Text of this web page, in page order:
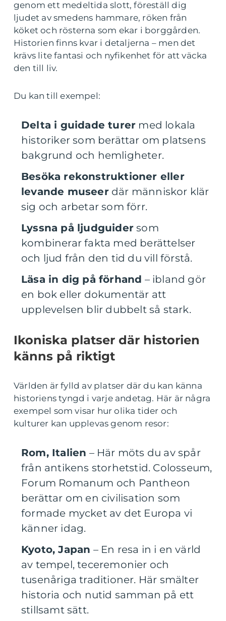
genom ett medeltida slott, föreställ dig
ljudet av smedens hammare, röken från
köket och rösterna som ekar i borggården.
Historien finns kvar i detaljerna – men det
krävs lite fantasi och nyfikenhet för att väcka
den till liv.
Du kan till exempel:
Delta i guidade turer med lokala
historiker som berättar om platsens
bakgrund och hemligheter.
Besöka rekonstruktioner eller
levande museerdär människor klär
sig och arbetar som förr.
Lyssna på ljudguider som
kombinerar fakta med berättelser
och ljud från den tid du vill förstå.
Läsa in dig på förhand – ibland gör
en bok eller dokumentär att
upplevelsen blir dubbelt så stark.
Ikoniska platser där historien
känns på riktigt
Världen är fylld av platser där du kan känna
historiens tyngd i varje andetag. Här är några
exempel som visar hur olika tider och
kulturer kan upplevas genom resor:
Rom, Italien – Här möts du av spår
från antikens storhetstid. Colosseum,
Forum Romanum och Pantheon
berättar om en civilisation som
formade mycket av det Europa vi
känner idag.
Kyoto, Japan – En resa in i en värld
av tempel, teceremonier och
tusenåriga traditioner. Här smälter
historia och nutid samman på ett
stillsamt sätt.